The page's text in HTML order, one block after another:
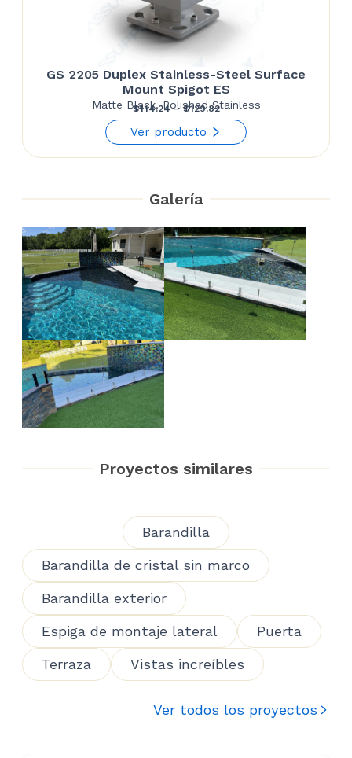
GS 2205 Duplex Stainless-Steel Surface
Mount Spigot ES
Matte Black, Polished Stainless
$114.24 – $129.82Price
range:
Ver producto
Galería
Proyectos similares
Barandilla
Barandilla de cristal sin marco
Barandilla exterior
Espiga de montaje lateral
Puerta
Terraza
Vistas increíbles
Ver todos los proyectos